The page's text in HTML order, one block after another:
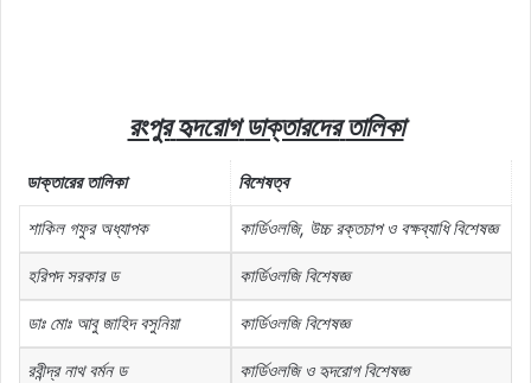
রংপুরহৃদরোগডাক্তারদেরতালিকা
ডাক্তারের তালিকা বিশেষত্ব
শাকিল গফুর অধ্যাপক কার্ডিওলজি, উচ্চ রক্তচাপ ও বক্ষব্যাধি বিশেষজ্ঞ
হরিপদ সরকার ড কার্ডিওলজি বিশেষজ্ঞ
ডাঃ মোঃ আবু জাহিদ বসুনিয়া কার্ডিওলজি বিশেষজ্ঞ
রবীন্দ্র নাথ বর্মন ড কার্ডিওলজি ও হৃদরোগ বিশেষজ্ঞ